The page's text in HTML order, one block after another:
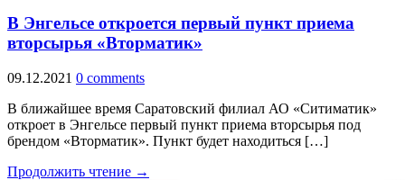
В Энгельсе откроется первый пункт приема
вторсырья «Вторматик»
09.12.2021 0 comments
В ближайшее время Саратовский филиал АО «Ситиматик»
откроет в Энгельсе первый пункт приема вторсырья под
брендом «Вторматик». Пункт будет находиться […]
Продолжить чтение →